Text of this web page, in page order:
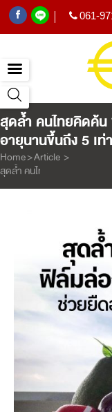
061-
สุดล้ำ คนไทยคิดค้
อายุนานขึ้นถึง 5 เท่า
Home>Article >
สุดล้ำ คนไทยคิดค้น ฟิล์มล่องห